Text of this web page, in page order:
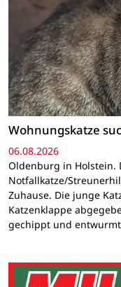
Wohnungskatze
06.08.2026
Oldenburg in Holstein.
Notfallkatze/
Zuhause. Die junge
Katzenklappe
gechippt und